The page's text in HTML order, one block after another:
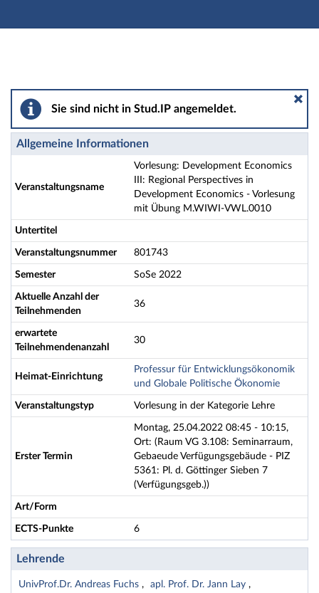
Hauptnavigation
Vorlesung: Development Economics III: Regional
Sie sind nicht in Stud.IP angemeldet.
Allgemeine Informationen
Veranstaltungsname
Vorlesung: Development Economics
III: Regional Perspectives in
Development Economics - Vorlesung
mit Übung M.WIWI-VWL.0010
Untertitel
Veranstaltungsnummer 801743
Semester SoSe 2022
Aktuelle Anzahl der
Teilnehmenden
36
erwartete
Teilnehmendenanzahl
30
Heimat-Einrichtung
Professur für Entwicklungsökonomik
und Globale Politische Ökonomie
Veranstaltungstyp Vorlesung in der Kategorie Lehre
Erster Termin
Montag, 25.04.2022 08:45 - 10:15,
Ort: (Raum VG 3.108: Seminarraum,
Gebaeude Verfügungsgebäude - PIZ
5361: Pl. d. Göttinger Sieben 7
(Verfügungsgeb.))
Art/Form
ECTS-Punkte 6
Lehrende
UnivProf.Dr. Andreas Fuchs
apl. Prof. Dr. Jann Lay